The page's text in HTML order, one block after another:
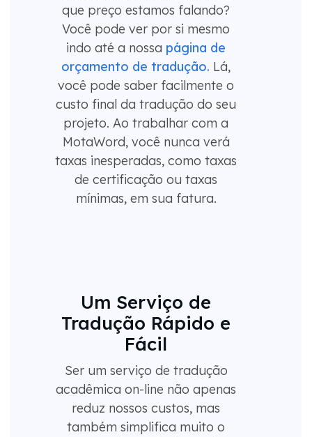
que preço estamos falando?
Você pode ver por si mesmo
indo até a nossa página de
orçamento de tradução. Lá,
você pode saber facilmente o
custo final da tradução do seu
projeto. Ao trabalhar com a
MotaWord, você nunca verá
taxas inesperadas, como taxas
de certificação ou taxas
mínimas, em sua fatura.
Um Serviço de
Tradução Rápido e
Fácil
Ser um serviço de tradução
acadêmica on-line não apenas
reduz nossos custos, mas
também simplifica muito o